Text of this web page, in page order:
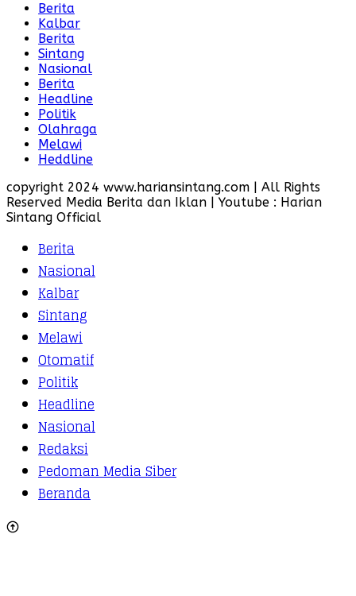
Berita
Kalbar
Berita
Sintang
Nasional
Berita
Headline
Politik
Olahraga
Melawi
Heddline
copyright 2024 www.hariansintang.com | All Rights
Reserved Media Berita dan Iklan | Youtube : Harian
Sintang Official
Berita
Nasional
Kalbar
Sintang
Melawi
Otomatif
Politik
Headline
Nasional
Redaksi
Pedoman Media Siber
Beranda